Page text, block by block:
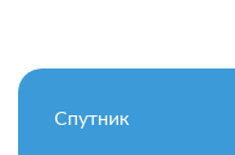
Спутник